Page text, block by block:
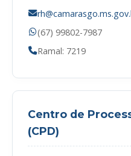
(67) 99802-7987
Ramal: 7219
Centro de
(CPD)